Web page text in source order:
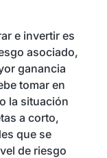
e invertir es
asociado,
ganancia
tomar en
la situación
a corto,
que se
de riesgo